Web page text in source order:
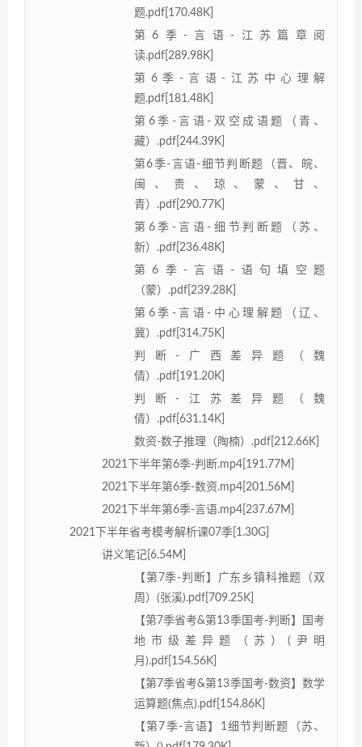
题.pdf[170.48K]
第6季-言语-江苏篇章阅
读.pdf[289.98K]
第6季-言语-江苏中心理解
题.pdf[181.48K]
第6季-言语-双空成语题（青、
藏）.pdf[244.39K]
第6季-言语-细节判断题（晋、皖、
闽、贵、琼、蒙、甘、
青）.pdf[290.77K]
第6季-言语-细节判断题（苏、
新）.pdf[236.48K]
第6季-言语-语句填空题
（蒙）.pdf[239.28K]
第6季-言语-中心理解题（辽、
冀）.pdf[314.75K]
判断-广西差异题（魏
倩）.pdf[191.20K]
判断-江苏差异题（魏
倩）.pdf[631.14K]
数资-数子推理（陶楠）.pdf[212.66K]
2021下半年第6季-判断.mp4[191.77M]
2021下半年第6季-数资.mp4[201.56M]
2021下半年第6季-言语.mp4[237.67M]
2021下半年省考模考解析课07季[1.30G]
讲义笔记[6.54M]
【第7季-判断】广东乡镇科推题（双
周）(张溪).pdf[709.25K]
【第7季省考&第13季国考-判断】国考
地市级差异题（苏）(尹明
月).pdf[154.56K]
【第7季省考&第13季国考-数资】数学
运算题(焦点).pdf[154.86K]
【第7季-言语】1细节判断题（苏、